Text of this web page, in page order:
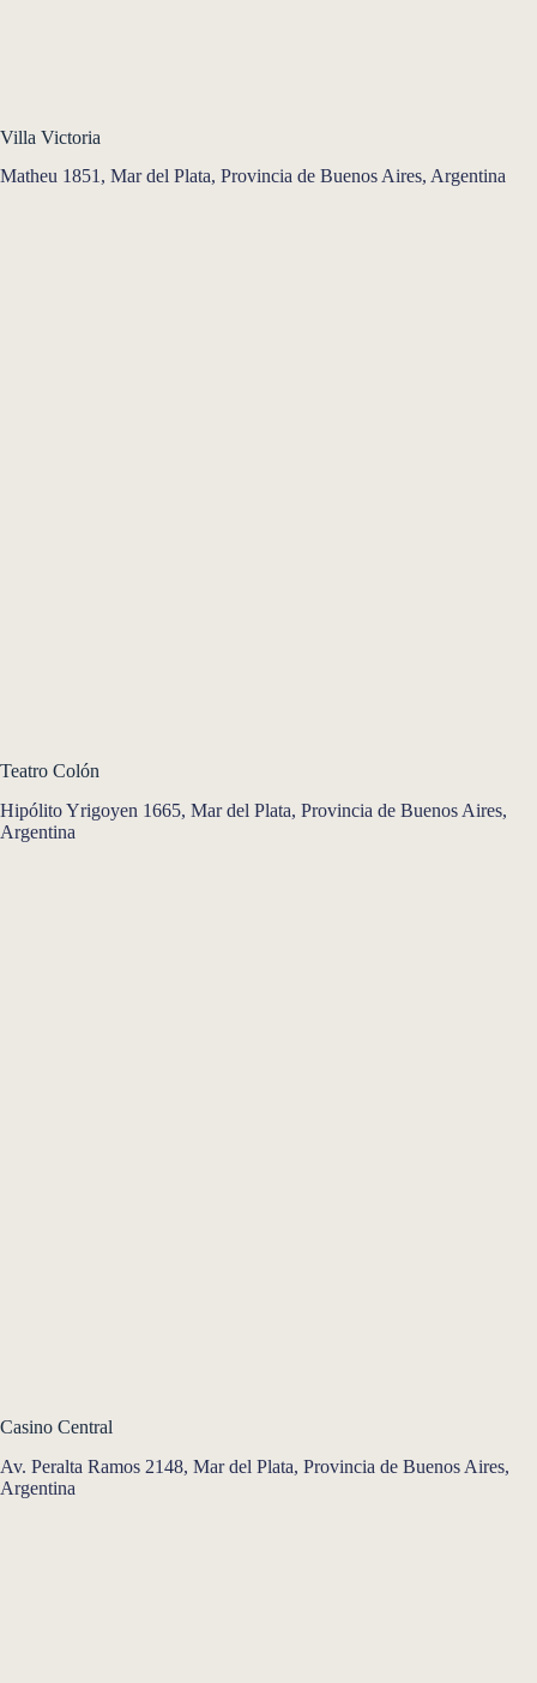
Villa Victoria
Matheu 1851, Mar del Plata, Provincia de Buenos Aires, Argentina
Teatro Colón
Hipólito Yrigoyen 1665, Mar del Plata, Provincia de Buenos Aires,
Argentina
Casino Central
Av. Peralta Ramos 2148, Mar del Plata, Provincia de Buenos Aires,
Argentina